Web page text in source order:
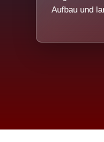
Aufbau und